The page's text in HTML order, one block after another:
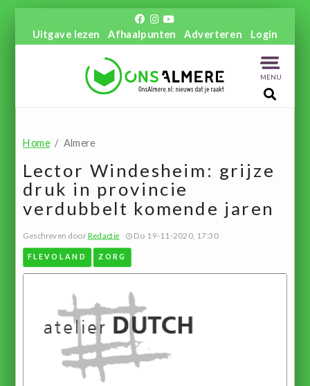
Uitgave lezen Afhaalpunten Adverteren Login
MENU
Home Almere
Lector Windesheim: grijze
druk in provincie
verdubbelt komende jaren
Geschreven doorRedactie Do 19-11-2020, 17:30
FLEVOLAND ZORG